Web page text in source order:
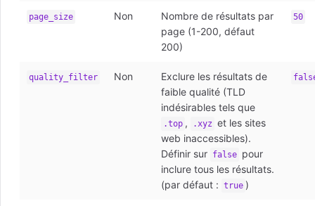
page_size Non
Nombre de résultats par
page (1-200, défaut
200)
50
quality_filter Non
Exclure les résultats de
faible qualité (TLD
indésirables tels que
.top , .xyz et les sites
web inaccessibles).
Définir sur false pour
inclure tous les résultats.
(par défaut : true )